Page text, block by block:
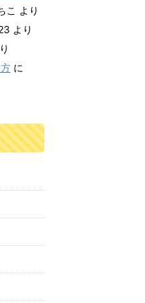
こ より
より
に